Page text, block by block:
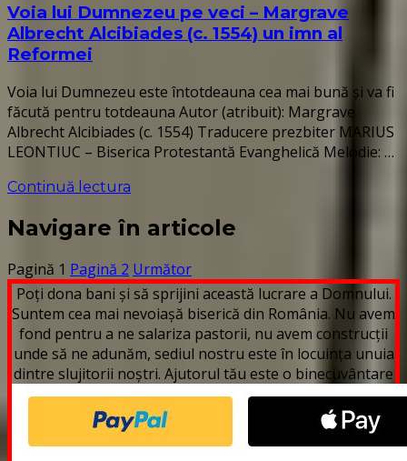
Voia lui Dumnezeu pe veci – Margrave
Albrecht Alcibiades (c. 1554) un imn al
Reformei
Voia lui Dumnezeu este întotdeauna cea mai bună și va fi
făcută pentru totdeauna Autor (atribuit): Margrave
Albrecht Alcibiades (c. 1554) Traducere prezbiter MARIUS
LEONTIUC – Biserica Protestantă Evanghelică Melodie: …
Continuă lectura
Navigare în articole
Pagină 1 Pagină 2 Următor
Poți dona bani și să sprijini această lucrare a Domnului.
Suntem cea mai nevoiașă biserică din România. Nu avem
fond pentru a ne salariza pastorii, nu avem construcții
unde să ne adunăm, sediul nostru este în locuința unuia
dintre slujitorii noștri. Ajutorul tău este o binecuvântare